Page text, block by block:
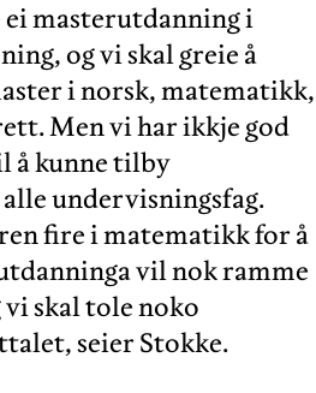
masterutdanning i
og vi skal greie å
i norsk, matematikk,
Men vi har ikkje god
å kunne tilby
undervisningsfag.
fire i matematikk for å
vil nok ramme
vi skal tole noko
seier Stokke.